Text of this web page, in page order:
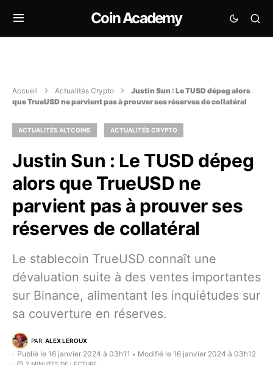
Coin Academy
Accueil Actualités Crypto
Justin Sun : Le TUSD dépeg alors
que TrueUSD ne parvient pas à prouver ses réserves de collatéral
ACTUALITÉS ALTCOINS ACTUALITÉS CRYPTO
Justin Sun : Le TUSD dépeg
alors que TrueUSD ne
parvient pas à prouver ses
réserves de collatéral
Le stablecoin TrueUSD connaît une
dévaluation suite à des ventes importantes
sur Binance, alimentant les inquiétudes sur
sa couverture en réserves.
PAR ALEX LEROUX
Publié le 16 janvier 2024 à 03h11 • Modifié le 16 janvier 2024 à 03h12